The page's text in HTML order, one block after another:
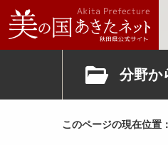
分野か
このページの現在位置：